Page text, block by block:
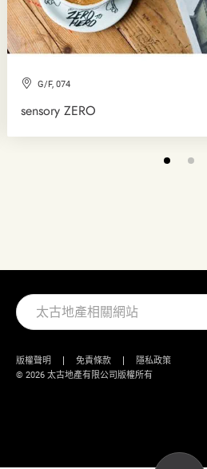
G/F, 074
sensory ZERO
太古地產相關網站
版權聲明 免責條款
隱私政策
© 2026 太古地產有限公司版權所有